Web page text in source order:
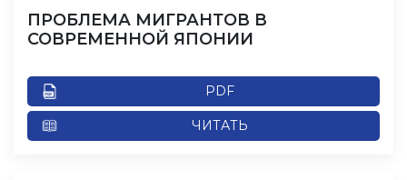
ПРОБЛЕМА МИГРАНТОВ В
СОВРЕМЕННОЙ ЯПОНИИ
PDF
ЧИТАТЬ